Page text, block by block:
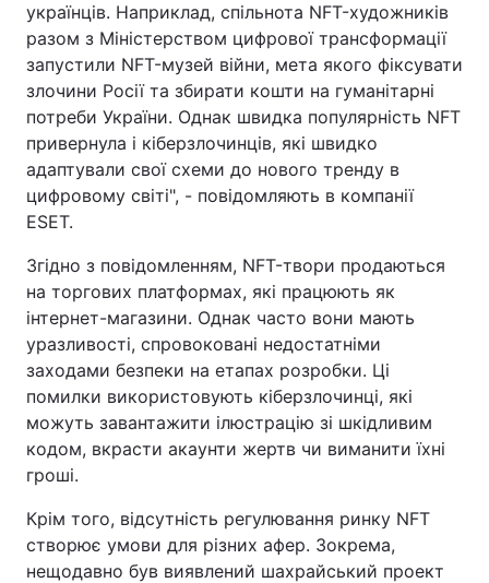
українців. Наприклад, спільнота NFT-художників
разом з Міністерством цифрової трансформації
запустили NFT-музей війни, мета якого фіксувати
злочини Росії та збирати кошти на гуманітарні
потреби України. Однак швидка популярність NFT
привернула і кіберзлочинців, які швидко
адаптували свої схеми до нового тренду в
цифровому світі", - повідомляють в компанії
ESET.
Згідно з повідомленням, NFT-твори продаються
на торгових платформах, які працюють як
інтернет-магазини. Однак часто вони мають
уразливості, спровоковані недостатніми
заходами безпеки на етапах розробки. Ці
помилки використовують кіберзлочинці, які
можуть завантажити ілюстрацію зі шкідливим
кодом, вкрасти акаунти жертв чи виманити їхні
гроші.
Крім того, відсутність регулювання ринку NFT
створює умови для різних афер. Зокрема,
нещодавно був виявлений шахрайський проект